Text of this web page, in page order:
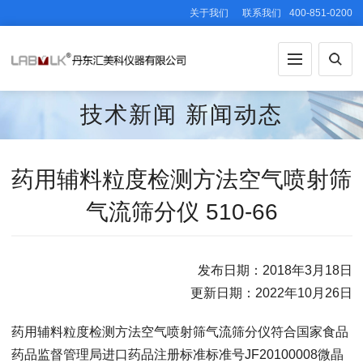
关于我们 联系我们 400-851-0200
技术新闻 新闻动态
药用辅料粒度检测方法空气喷射筛
气流筛分仪 510-66
发布日期：2018年3月18日
更新日期：2022年10月26日
药用辅料粒度检测方法空气喷射筛气流筛分仪符合国家食品
药品监督管理局进口药品注册标准标准号JF20100008微晶